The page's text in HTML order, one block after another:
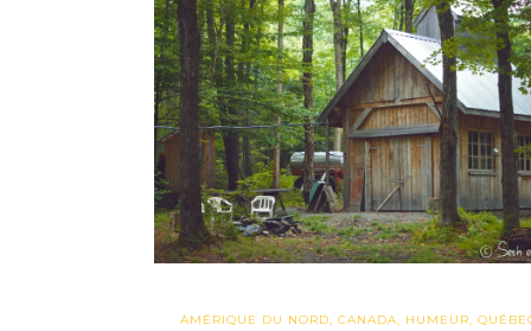
AMÉRIQUE DU NORD, CANADA, HUMEUR,